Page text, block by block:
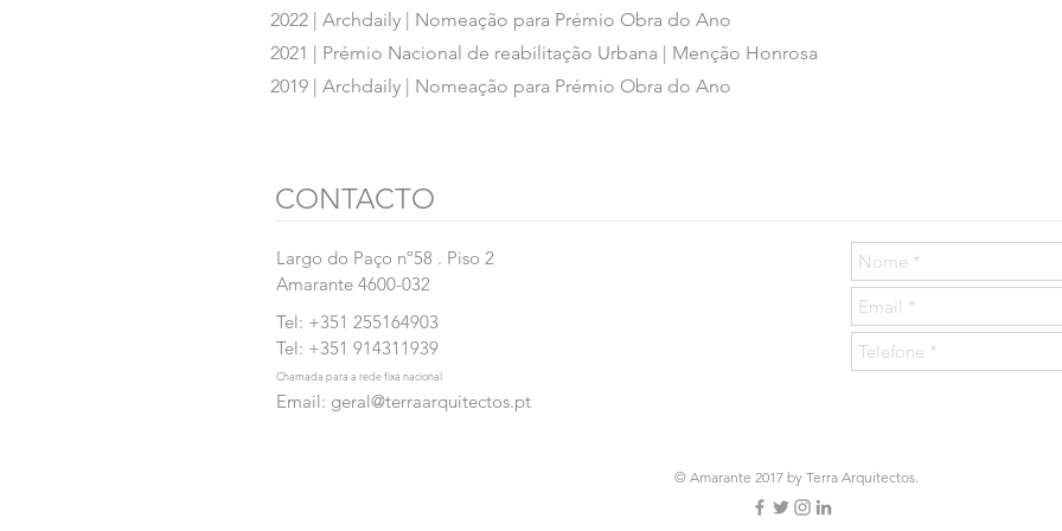
2022 | Archdaily | Nomeação para Prémio Obra do Ano
2021 | Prémio Nacional de reabilitação Urbana | Menção Honrosa
2019 | Archdaily | Nomeação para Prémio Obra do Ano
CONTACTO
Largo do Paço nº58 . Piso 2
Amarante 4600-032
Tel: +351 255164903
Tel: +351 914311939
Chamada para a rede fixa nacional
Email: geral@terraarquitectos.pt
© Amarante 2017 by Terra Arquitectos.